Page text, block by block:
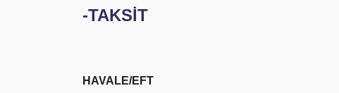
-TAKSİT
HAVALE/EFT